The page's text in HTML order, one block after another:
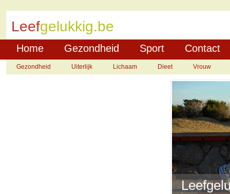
Leefgelukkig.be
Home Gezondheid Sport Contact
Gezondheid Uiterlijk Lichaam Dieet Vrouw